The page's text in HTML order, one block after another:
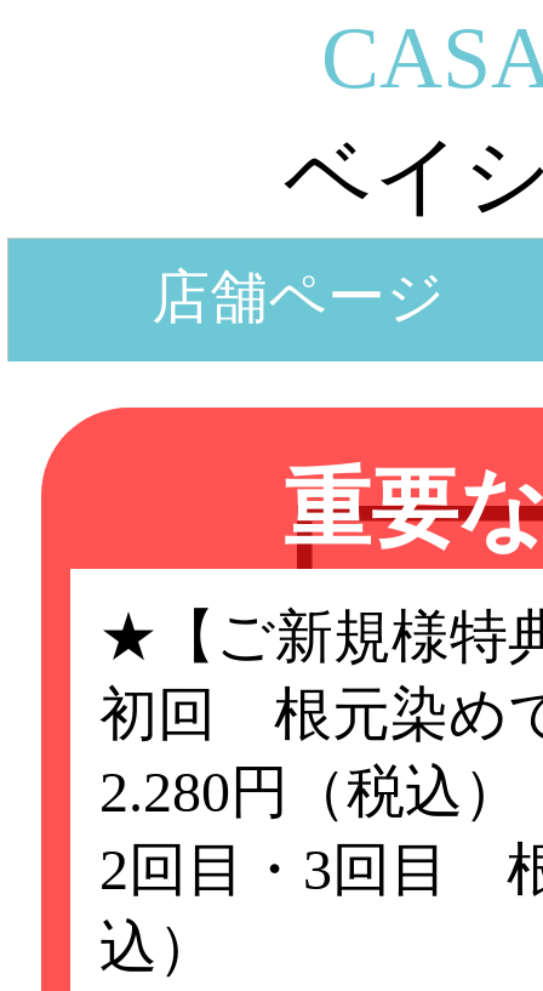
ベイ
店舗ページ
重要
★【ご新規様特
初回 根元染め
2.280円（税込）
2回目・3回目
込）